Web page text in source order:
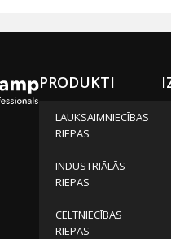
PRODUKTI
LAUKSAIMNIECĪBAS
RIEPAS
INDUSTRIĀLĀS
RIEPAS
CELTNIECĪBAS
RIEPAS